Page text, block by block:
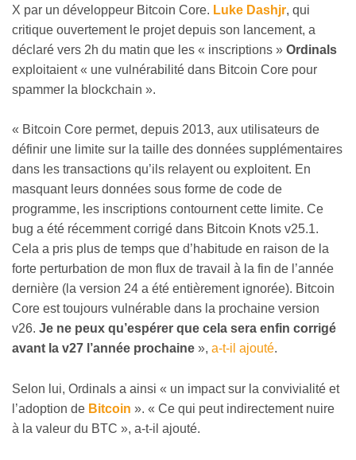
X par un développeur Bitcoin Core. Luke Dashjr, qui
critique ouvertement le projet depuis son lancement, a
déclaré vers 2h du matin que les « inscriptions » Ordinals
exploitaient « une vulnérabilité dans Bitcoin Core pour
spammer la blockchain ».
« Bitcoin Core permet, depuis 2013, aux utilisateurs de
définir une limite sur la taille des données supplémentaires
dans les transactions qu’ils relayent ou exploitent. En
masquant leurs données sous forme de code de
programme, les inscriptions contournent cette limite. Ce
bug a été récemment corrigé dans Bitcoin Knots v25.1.
Cela a pris plus de temps que d’habitude en raison de la
forte perturbation de mon flux de travail à la fin de l’année
dernière (la version 24 a été entièrement ignorée). Bitcoin
Core est toujours vulnérable dans la prochaine version
v26. Je ne peux qu’espérer que cela sera enfin corrigé
avant la v27 l’année prochaine », a-t-il ajouté.
Selon lui, Ordinals a ainsi « un impact sur la convivialité et
l’adoption de Bitcoin ». « Ce qui peut indirectement nuire
à la valeur du BTC », a-t-il ajouté.